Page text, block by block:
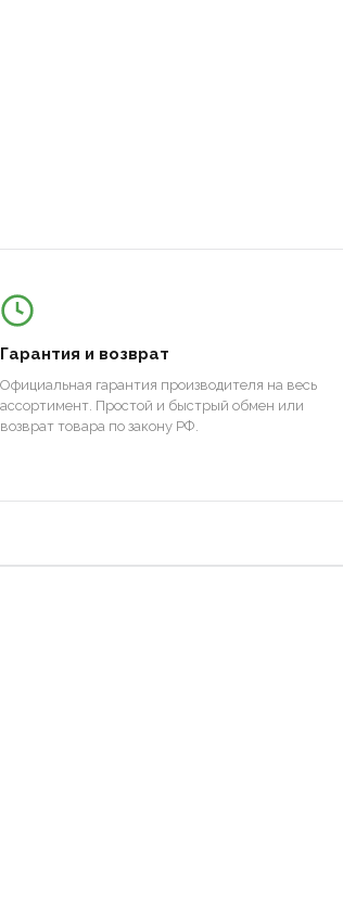
Гарантия и возврат
Официальная гарантия производителя на весь
ассортимент. Простой и быстрый обмен или
возврат товара по закону РФ.